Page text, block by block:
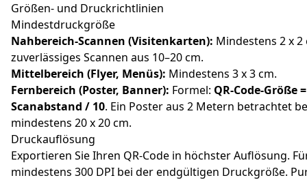
Größen- und Druckrichtlinien
Mindestdruckgröße
Nahbereich-Scannen (Visitenkarten): Mindestens 2 x
zuverlässiges Scannen aus 10–20 cm.
Mittelbereich (Flyer, Menüs): Mindestens 3 x 3 cm.
Fernbereich (Poster, Banner): Formel: QR-Code-Größe =
Scanabstand / 10. Ein Poster aus 2 Metern betrachtet
mindestens 20 x 20 cm.
Druckauflösung
Exportieren Sie Ihren QR-Code in höchster Auflösung.
mindestens 300 DPI bei der endgültigen Druckgröße.